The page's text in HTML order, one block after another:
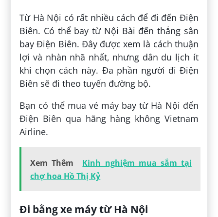
Từ Hà Nội có rất nhiều cách để đi đến Điện
Biên. Có thể bay từ Nội Bài đến thẳng sân
bay Điện Biên. Đây được xem là cách thuận
lợi và nhàn nhã nhất, nhưng dân du lịch ít
khi chọn cách này. Đa phần người đi Điện
Biên sẽ đi theo tuyến đường bộ.
Bạn có thể mua vé máy bay từ Hà Nội đến
Điện Biên qua hãng hàng không Vietnam
Airline.
Xem Thêm
Kinh nghiệm mua sắm tại
chợ hoa Hồ Thị Kỷ
Đi bằng xe máy từ Hà Nội